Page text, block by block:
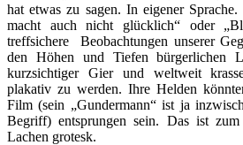
hat etwas zu sagen. In eigener
macht auch nicht glücklich“ oder
treffsichere Beobachtungen unserer
den Höhen und Tiefen bürgerlichen
kurzsichtiger Gier und weltweit
plakativ zu werden. Ihre Helden
Film (sein „Gundermann“ ist ja
Begriff) entsprungen sein. Das ist
Lachen grotesk.